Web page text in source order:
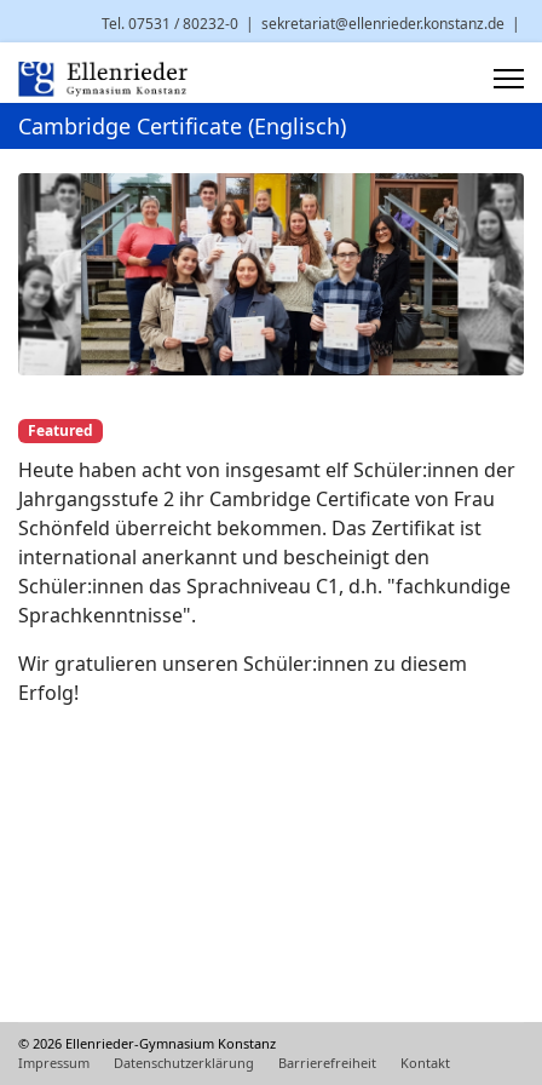
Tel. 07531 / 80232-0 | sekretariat@ellenrieder.konstanz.de |
Brauneggerstr. 29 | 78462 Konstanz
Cambridge Certificate (Englisch)
Featured
Heute haben acht von insgesamt elf Schüler:innen der
Jahrgangsstufe 2 ihr Cambridge Certificate von Frau
Schönfeld überreicht bekommen. Das Zertifikat ist
international anerkannt und bescheinigt den
Schüler:innen das Sprachniveau C1, d.h. "fachkundige
Sprachkenntnisse".
Wir gratulieren unseren Schüler:innen zu diesem
Erfolg!
© 2026 Ellenrieder-Gymnasium Konstanz
Impressum
Datenschutzerklärung Barrierefreiheit Kontakt